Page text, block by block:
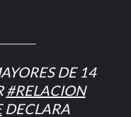
DE 14
#RELACION
DECLARA